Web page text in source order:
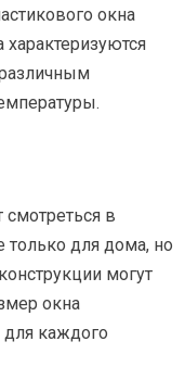
окна
характеризуются
в
для дома, но
могут
окна
для каждого